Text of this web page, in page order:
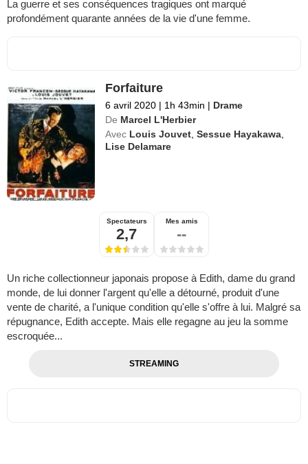
La guerre et ses conséquences tragiques ont marqué
profondément quarante années de la vie d'une femme.
Forfaiture
6 avril 2020 | 1h 43min | Drame
De Marcel L'Herbier
Avec Louis Jouvet,Sessue Hayakawa,
Lise Delamare
Spectateurs
2,7
Mes amis
--
Un riche collectionneur japonais propose à Edith, dame du grand
monde, de lui donner l'argent qu'elle a détourné, produit d'une
vente de charité, a l'unique condition qu'elle s'offre à lui. Malgré sa
répugnance, Edith accepte. Mais elle regagne au jeu la somme
escroquée...
STREAMING